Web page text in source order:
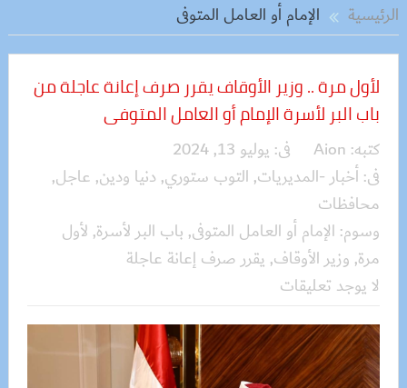
الرئيسية
الإمام أو العامل المتوفى
لأول مرة .. وزير الأوقاف يقرر صرف إعانة عاجلة من
باب البر لأسرة الإمام أو العامل المتوفى
كتبه: Aion فى: يوليو 13, 2024
فى:أخبار -المديريات, التوب ستوري, دنيا ودين, عاجل,
محافظات
وسوم: الإمام أو العامل المتوفى, باب البر لأسرة, لأول
مرة, وزير الأوقاف, يقرر صرف إعانة عاجلة
لا يوجد تعليقات